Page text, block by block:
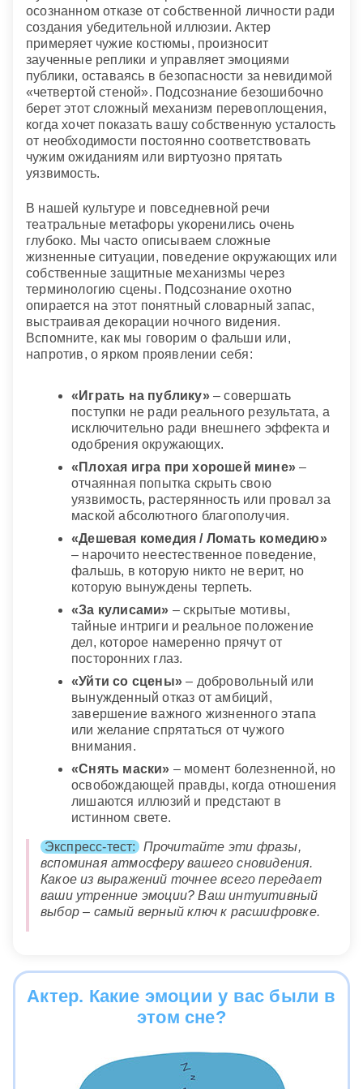
актера — означает то, что ей придется испытать
раскаяние и печаль после кратковременного
успеха.
Увидеть на сцене трагедию — знак грядущих
неудач и разочарований.
Если же Вы играете в трагической пьесе —
такой сон обещает печальные события.
Сонник современной женщины
осознанном отказе от собственной личности ради
создания убедительной иллюзии. Актер
примеряет чужие костюмы, произносит
заученные реплики и управляет эмоциями
публики, оставаясь в безопасности за невидимой
«четвертой стеной». Подсознание безошибочно
берет этот сложный механизм перевоплощения,
когда хочет показать вашу собственную усталость
от необходимости постоянно соответствовать
чужим ожиданиям или виртуозно прятать
уязвимость.
В нашей культуре и повседневной речи
театральные метафоры укоренились очень
глубоко. Мы часто описываем сложные
жизненные ситуации, поведение окружающих или
собственные защитные механизмы через
терминологию сцены. Подсознание охотно
опирается на этот понятный словарный запас,
выстраивая декорации ночного видения.
Вспомните, как мы говорим о фальши или,
напротив, о ярком проявлении себя:
«Играть на публику»– совершать
поступки не ради реального результата, а
исключительно ради внешнего эффекта и
одобрения окружающих.
«Плохая игра при хорошей мине» –
отчаянная попытка скрыть свою
уязвимость, растерянность или провал за
маской абсолютного благополучия.
«Дешевая комедия / Ломать комедию»
– нарочито неестественное поведение,
фальшь, в которую никто не верит, но
которую вынуждены терпеть.
«За кулисами» – скрытые мотивы,
тайные интриги и реальное положение
дел, которое намеренно прячут от
посторонних глаз.
«Уйти со сцены» – добровольный или
вынужденный отказ от амбиций,
завершение важного жизненного этапа
или желание спрятаться от чужого
внимания.
«Снять маски» – момент болезненной, но
освобождающей правды, когда отношения
лишаются иллюзий и предстают в
истинном свете.
Экспресс-тест:
Прочитайте эти фразы,
вспоминая атмосферу вашего сновидения.
Какое из выражений точнее всего передает
ваши утренние эмоции? Ваш интуитивный
выбор – самый верный ключ к расшифровке.
Актер. Какие эмоции у вас были в
этом сне?